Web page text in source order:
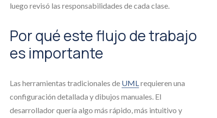
luego revisó las responsabilidades de cada clase.
Por qué este flujo de trabajo
es importante
Las herramientas tradicionales de UML requieren una
configuración detallada y dibujos manuales. El
desarrollador quería algo más rápido, más intuitivo y